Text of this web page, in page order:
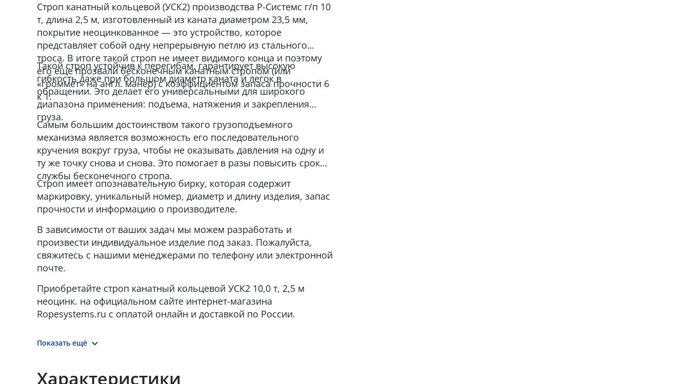
Строп канатный кольцевой (УСК2) производства Р-Системс г/п 10
т, длина 2,5 м, изготовленный из каната диаметром 23,5 мм,
покрытие неоцинкованное — это устройство, которое
представляет собой одну непрерывную петлю из стального
троса. В итоге такой строп не имеет видимого конца и поэтому
его еще прозвали бесконечным канатным стропом (или
«громмет» на англ. манер) с коэффициентом запаса прочности 6
к 1.
Такой строп устойчив к перегибам, гарантирует высокую
гибкость даже при большом диаметр каната и легок в
обращении. Это делает его универсальными для широкого
диапазона применения: подъема, натяжения и закрепления
груза.
Самым большим достоинством такого грузоподъемного
механизма является возможность его последовательного
кручения вокруг груза, чтобы не оказывать давления на одну и
ту же точку снова и снова. Это помогает в разы повысить срок
службы бесконечного стропа.
Строп имеет опознавательную бирку, которая содержит
маркировку, уникальный номер, диаметр и длину изделия, запас
прочности и информацию о производителе.
В зависимости от ваших задач мы можем разработать и
произвести индивидуальное изделие под заказ. Пожалуйста,
свяжитесь с нашими менеджерами по телефону или электронной
почте.
Приобретайте строп канатный кольцевой УСК2 10,0 т, 2,5 м
неоцинк. на официальном сайте интернет-магазина
Ropesystems.ru с оплатой онлайн и доставкой по России.
Показать ещё
Характеристики